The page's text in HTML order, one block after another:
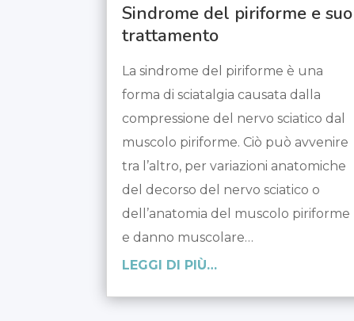
Sindrome del piriforme e suo
trattamento
La sindrome del piriforme è una
forma di sciatalgia causata dalla
compressione del nervo sciatico dal
muscolo piriforme. Ciò può avvenire
tra l’altro, per variazioni anatomiche
del decorso del nervo sciatico o
dell’anatomia del muscolo piriforme
e danno muscolare…
LEGGI DI PIÙ…